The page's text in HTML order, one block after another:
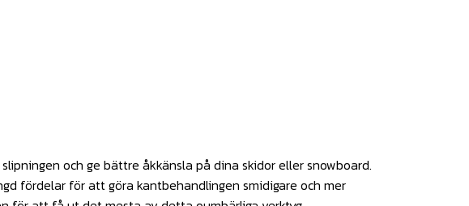
och ge bättre åkkänsla på dina skidor eller snowboard.
fördelar för att göra kantbehandlingen smidigare och mer